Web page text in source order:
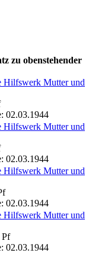
zu obenstehender
Hilfswerk Mutter und
02.03.1944
Hilfswerk Mutter und
02.03.1944
Hilfswerk Mutter und
02.03.1944
Hilfswerk Mutter und
Pf
02.03.1944